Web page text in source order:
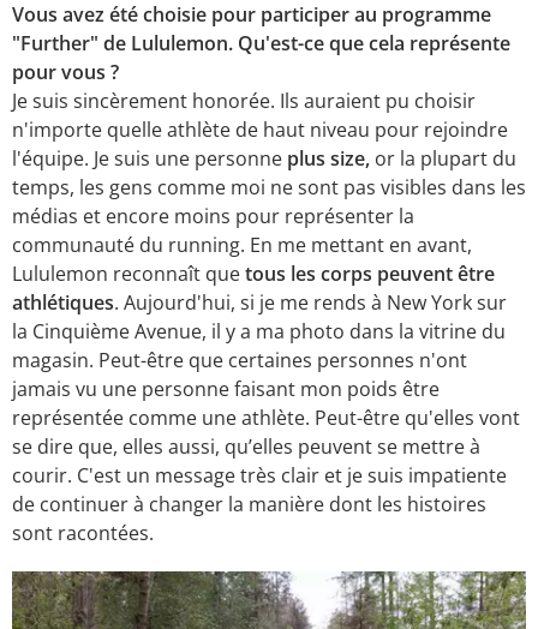
Vous avez été choisie pour participer au programme
"Further" de Lululemon. Qu'est-ce que cela représente
pour vous ?
Je suis sincèrement honorée. Ils auraient pu choisir
n'importe quelle athlète de haut niveau pour rejoindre
l'équipe. Je suis une personne plus size, or la plupart du
temps, les gens comme moi ne sont pas visibles dans les
médias et encore moins pour représenter la
communauté du running. En me mettant en avant,
Lululemon reconnaît quetous les corps peuvent être
athlétiques. Aujourd'hui, si je me rends à New York sur
la Cinquième Avenue, il y a ma photo dans la vitrine du
magasin. Peut-être que certaines personnes n'ont
jamais vu une personne faisant mon poids être
représentée comme une athlète. Peut-être qu'elles vont
se dire que, elles aussi, qu’elles peuvent se mettre à
courir. C'est un message très clair et je suis impatiente
de continuer à changer la manière dont les histoires
sont racontées.